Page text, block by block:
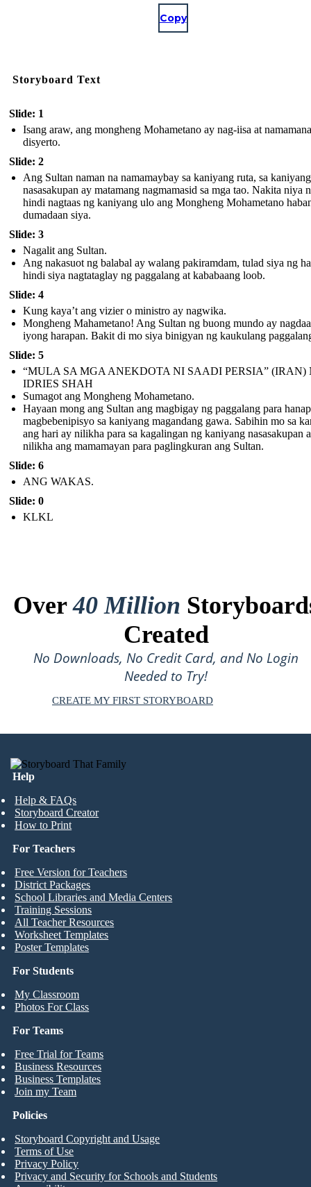
Copy
Storyboard Text
Slide: 1
Isang araw, ang mongheng Mohametano ay nag-iisa at
disyerto.
Slide: 2
Ang Sultan naman na namamaybay sa kaniyang ruta, sa kaniyang
nasasakupan ay matamang nagmamasid sa mga tao. Nakita niya
hindi nagtaas ng kaniyang ulo ang Mongheng Mohametano
dumadaan siya.
Slide: 3
Nagalit ang Sultan.
Ang nakasuot ng balabal ay walang pakiramdam, tulad siya ng
hindi siya nagtataglay ng paggalang at kababaang loob.
Slide: 4
Kung kaya’t ang vizier o ministro ay nagwika.
Mongheng Mahametano! Ang Sultan ng buong mundo ay
iyong harapan. Bakit di mo siya binigyan ng kaukulang
Slide: 5
“MULA SA MGA ANEKDOTA NI SAADI PERSIA” (IRAN)
IDRIES SHAH
Sumagot ang Mongheng Mohametano.
Hayaan mong ang Sultan ang magbigay ng paggalang para
magbebenipisyo sa kaniyang magandang gawa. Sabihin mo sa
ang hari ay nilikha para sa kagalingan ng kaniyang nasasakupan
nilikha ang mamamayan para paglingkuran ang Sultan.
Slide: 6
ANG WAKAS.
Slide: 0
KLKL
Over40 Million
Created
No Downloads, No Credit Card, and No Login
Needed to Try!
CREATE MY FIRST STORYBOARD
Help
Help & FAQs
Storyboard Creator
How to Print
For Students
My Classroom
Photos For Class
For Teachers
Free Version for Teachers
District Packages
School Libraries and Media Centers
Training Sessions
All Teacher Resources
Worksheet Templates
Poster Templates
For Teams
Free Trial for Teams
Business Resources
Business Templates
Join my Team
Policies
Storyboard Copyright and Usage
Terms of Use
Privacy Policy
Privacy and Security for Schools and Students